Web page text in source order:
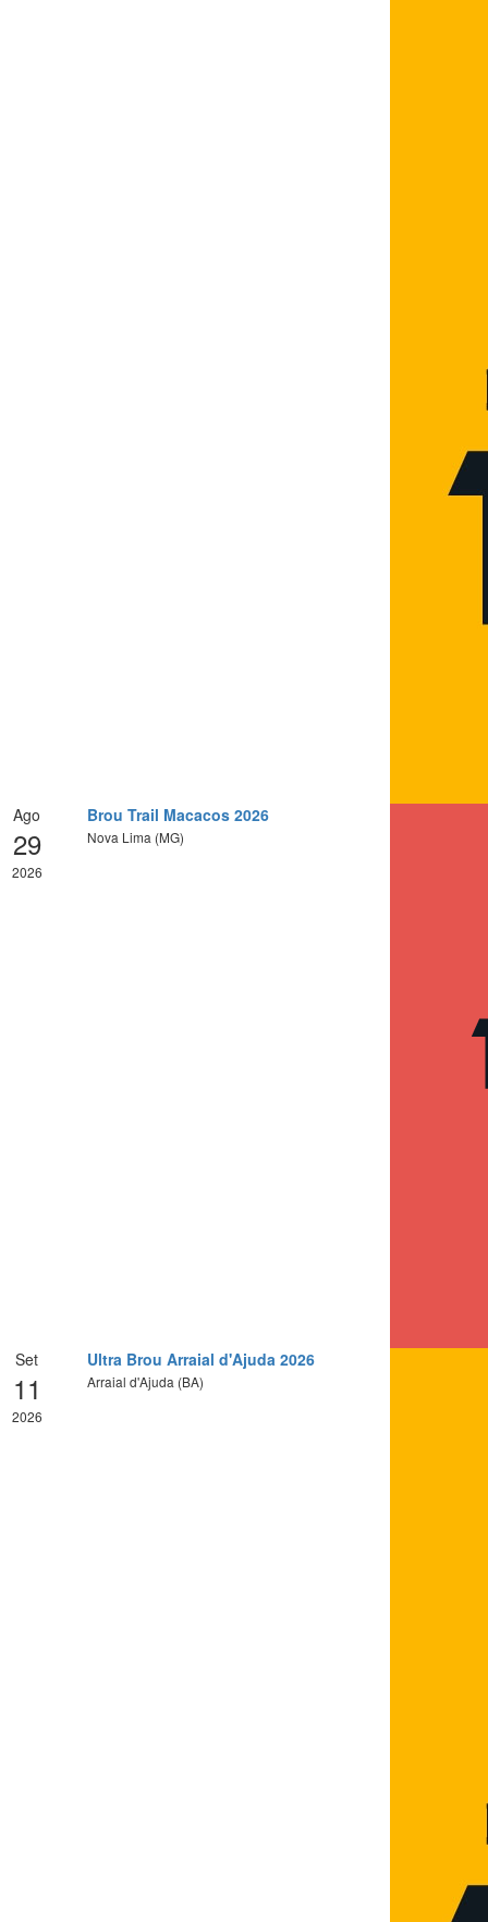
Ago
29
2026
Brou Trail Macacos 2026
Nova Lima (MG)
Set
11
2026
Ultra Brou Arraial d'Ajuda 2026
Arraial d'Ajuda (BA)